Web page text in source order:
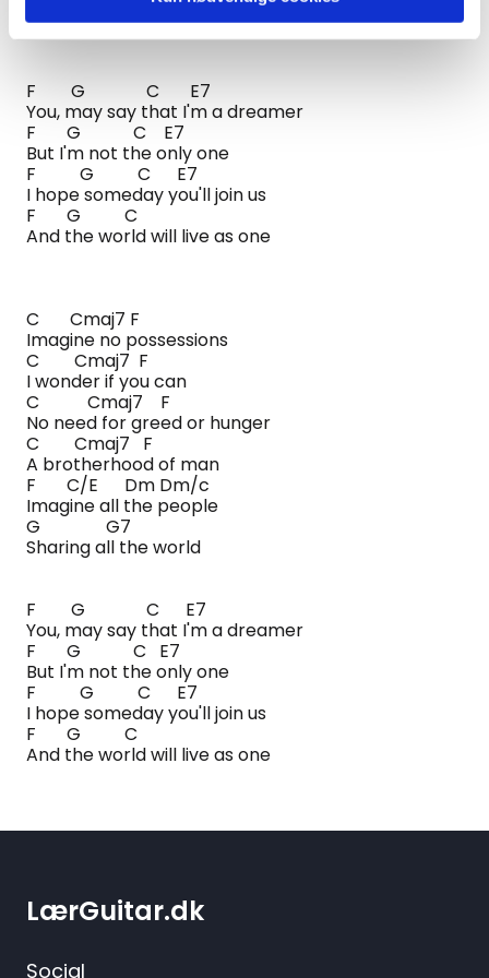
Living life in piece
F G C E7
You, may say that I'm a dreamer
F G C E7
But I'm not the only one
F G C E7
I hope someday you'll join us
F G C
And the world will live as one
C Cmaj7 F
Imagine no possessions
C Cmaj7 F
I wonder if you can
C Cmaj7 F
No need for greed or hunger
C Cmaj7 F
A brotherhood of man
F C/E Dm Dm/c
Imagine all the people
G G7
Sharing all the world
F G C E7
You, may say that I'm a dreamer
F G C E7
But I'm not the only one
F G C E7
I hope someday you'll join us
F G C
And the world will live as one
LærGuitar.dk
Social